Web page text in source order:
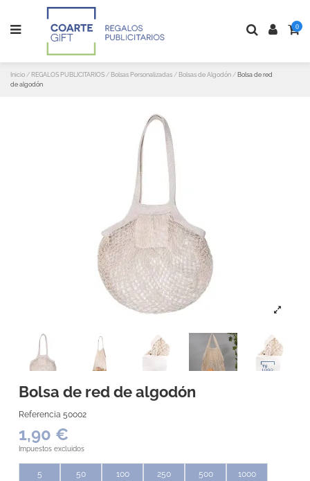
0
Inicio REGALOS PUBLICITARIOS Bolsas Personalizadas Bolsas de Algodón
Bolsa de red
de algodón
Bolsa de red de algodón
Referencia 50002
1,90 €
Impuestos excluidos
5 50 100 250 500 1000